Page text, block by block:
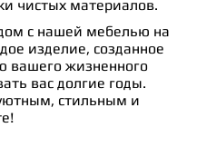
чистых материалов.
с нашей мебелью на
изделие, созданное
вашего жизненного
вас долгие годы.
стильным и